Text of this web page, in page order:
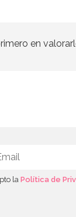
en
la Política de